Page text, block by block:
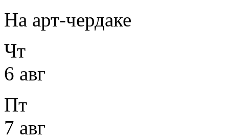
На арт-чердаке
Чт
6 авг
Пт
7 авг